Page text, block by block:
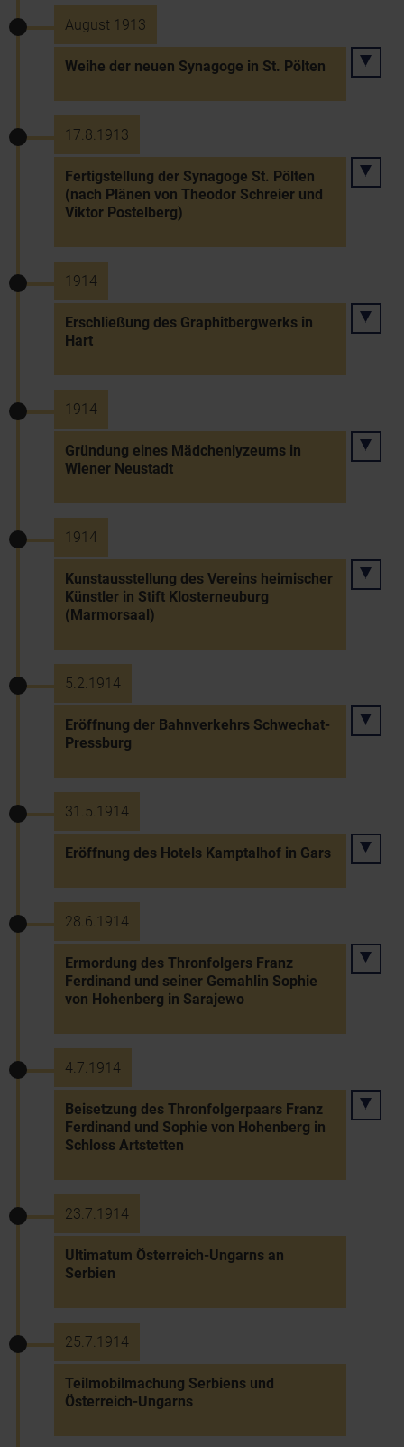
August 1913
Weihe der neuen Synagoge in St. Pölten
17.8.1913
Fertigstellung der Synagoge St. Pölten
(nach Plänen von Theodor Schreier und
Viktor Postelberg)
1914
Erschließung des Graphitbergwerks in
Hart
1914
Gründung eines Mädchenlyzeums in
Wiener Neustadt
1914
Kunstausstellung des Vereins heimischer
Künstler in Stift Klosterneuburg
(Marmorsaal)
5.2.1914
Eröffnung der Bahnverkehrs Schwechat-
Pressburg
31.5.1914
Eröffnung des Hotels Kamptalhof in Gars
28.6.1914
Ermordung des Thronfolgers Franz
Ferdinand und seiner Gemahlin Sophie
von Hohenberg in Sarajewo
4.7.1914
Beisetzung des Thronfolgerpaars Franz
Ferdinand und Sophie von Hohenberg in
Schloss Artstetten
23.7.1914
Ultimatum Österreich-Ungarns an
Serbien
25.7.1914
Teilmobilmachung Serbiens und
Österreich-Ungarns